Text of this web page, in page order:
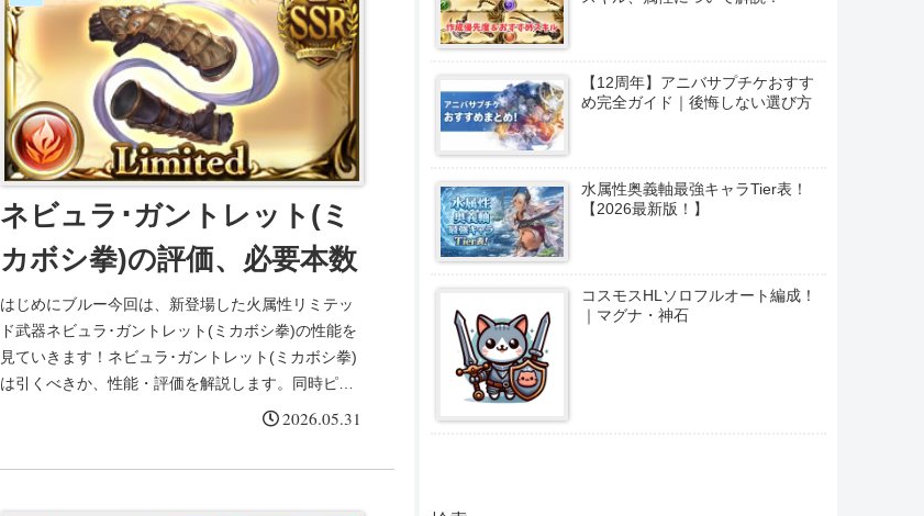
ネビュラ･ガントレット(ミ
カボシ拳)の評価、必要本数
はじめにブルー今回は、新登場した火属性リミテッ
ド武器ネビュラ･ガントレット(ミカボシ拳)の性能を
見ていきます！ネビュラ･ガントレット(ミカボシ拳)
は引くべきか、性能・評価を解説します。同時ピッ
クアップのキャラについてはこちらをご参照くださ
2026.05.31
【12周年】アニバサプチケおすす
め完全ガイド｜後悔しない選び方
水属性奥義軸最強キャラTier表！
【2026最新版！】
コスモスHLソロフルオート編成！
｜マグナ・神石